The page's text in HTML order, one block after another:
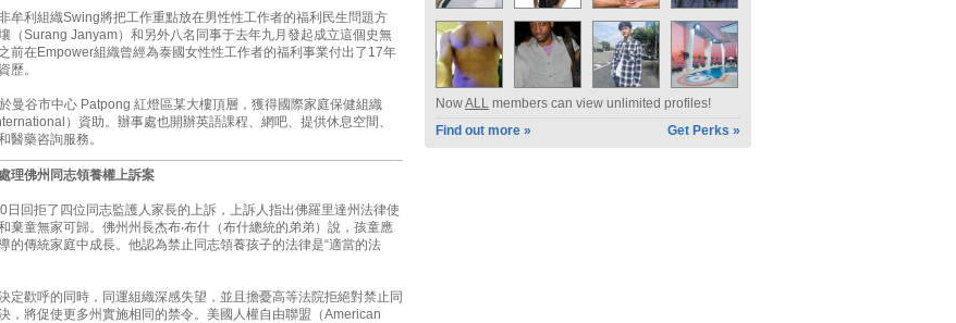
牟利組織Swing將把工作重點放在男性性工作者的福利民生問題方
（Surang Janyam）和另外八名同事于去年九月發起成立這個史無
前在Empower組織曾經為泰國女性性工作者的福利事業付出了17年
歷。
曼谷市中心 Patpong 紅燈區某大樓頂層，獲得國際家庭保健組織
）資助。辦事處也開辦英語課程、網吧、提供休息空間、
醫藥咨詢服務。
理佛州同志領養權上訴案
日回拒了四位同志監護人家長的上訴，上訴人指出佛羅里達州法律使
棄童無家可歸。佛州州長杰布‧布什（布什總統的弟弟）說，孩童應
的傳統家庭中成長。他認為禁止同志領養孩子的法律是“適當的法
定歡呼的同時，同運組織深感失望，並且擔憂高等法院拒絕對禁止同
，將促使更多州實施相同的禁令。美國人權自由聯盟（American
NowALL members can view unlimited profiles!
Find out more »
Get Perks »